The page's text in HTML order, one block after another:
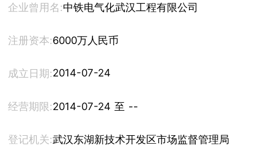
企业曾用名:中铁电气化武汉工程有限公司
注册资本:6000万人民币
成立日期:2014-07-24
经营期限: 2014-07-24 至 --
登记机关:武汉东湖新技术开发区市场监督管理局